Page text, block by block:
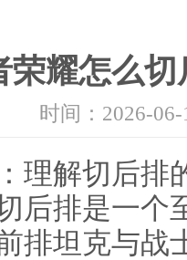
荣耀怎么
时间：2026-06-
理解切后排
后排是一个
排坦克与战